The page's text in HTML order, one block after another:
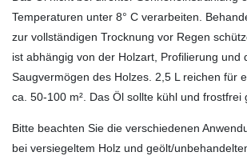
Temperaturen unter 8° C verarbeiten.
zur vollständigen Trocknung vor Regen
ist abhängig von der Holzart, Profilierung und
Saugvermögen des Holzes. 2,5 L reichen für
ca. 50-100 m². Das Öl sollte kühl und frostfrei
Bitte beachten Sie die verschiedenen
bei versiegeltem Holz und geölt/